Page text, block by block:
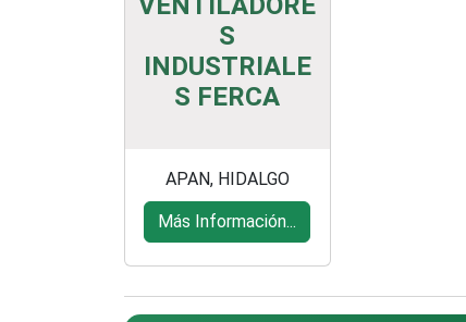
S
INDUSTRIALE
S FERCA
APAN, HIDALGO
Más Información...